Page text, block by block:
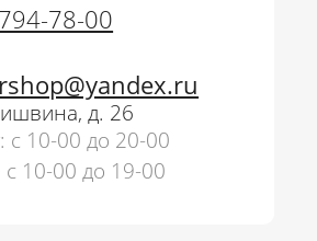
78-00
д. 26
с 10-00 до 20-00
с 10-00 до 19-00